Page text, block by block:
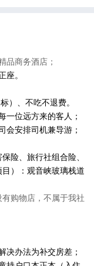
品商务酒店；
座。
）、不吃不退费。
一位远方来的客人；
会安排司机兼导游；
险、旅行社组合险、
）：观音峡玻璃栈道
购物店，不属于我社
决办法为补交房差；